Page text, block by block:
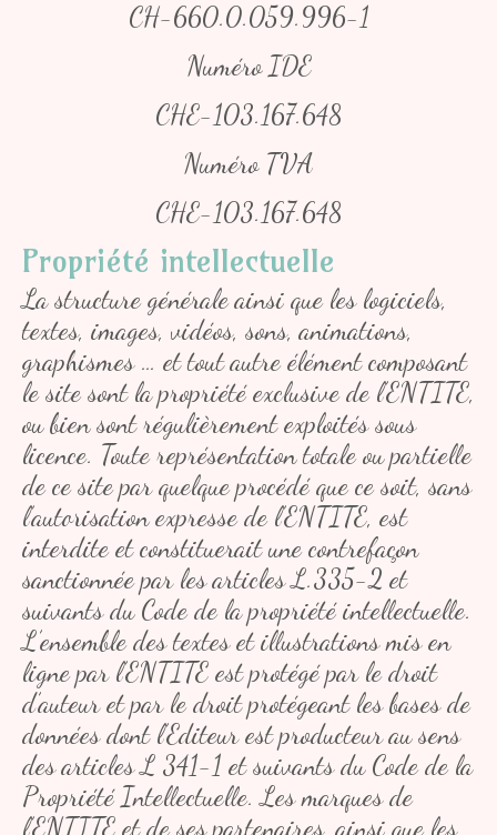
CH-660.0.059.996-1
Numéro IDE
CHE-103.167.648
Numéro TVA
CHE-103.167.648
Propriété intellectuelle
La structure générale ainsi que les logiciels,
textes, images, vidéos, sons, animations,
graphismes … et tout autre élément composant
le site sont la propriété exclusive de l’ENTITE,
ou bien sont régulièrement exploités sous
licence. Toute représentation totale ou partielle
de ce site par quelque procédé que ce soit, sans
l’autorisation expresse de l’ENTITE, est
interdite et constituerait une contrefaçon
sanctionnée par les articles L.335-2 et
suivants du Code de la propriété intellectuelle.
L’ensemble des textes et illustrations mis en
ligne par l’ENTITE est protégé par le droit
d’auteur et par le droit protégeant les bases de
données dont l’Editeur est producteur au sens
des articles L 341-1 et suivants du Code de la
Propriété Intellectuelle. Les marques de
l’ENTITE et de ses partenaires, ainsi que les